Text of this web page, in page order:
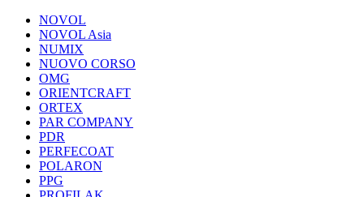
NOVOL
NOVOL Asia
NUMIX
NUOVO CORSO
OMG
ORIENTCRAFT
ORTEX
PAR COMPANY
PDR
PERFECOAT
POLARON
PPG